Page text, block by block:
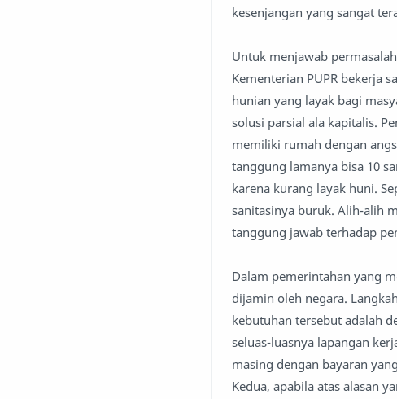
kesenjangan yang sangat
Untuk menjawab
Kementerian PUPR bekerja
hunian yang layak bagi
solusi parsial ala kapitalis.
memiliki rumah dengan
tanggung lamanya bisa 10
karena kurang layak huni.
sanitasinya buruk. Alih-alih
tanggung jawab terhadap
Dalam pemerintahan yang
dijamin oleh negara.
kebutuhan tersebut adalah
seluas-luasnya lapangan
masing dengan bayaran
Kedua, apabila atas alasan